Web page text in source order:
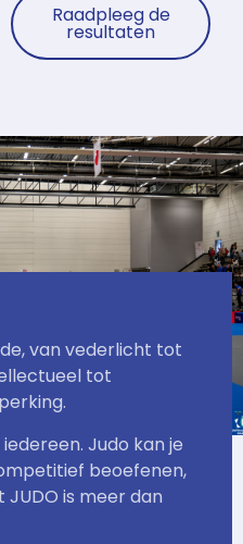
Raadpleeg de
resultaten
van vederlicht tot
tot
Judo kan je
beoefenen,
is meer dan